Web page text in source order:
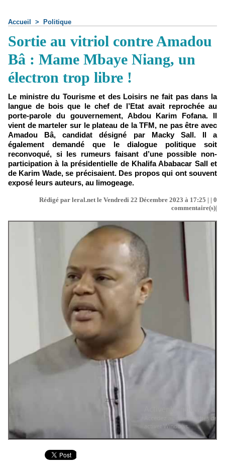
Accueil > Politique
Sortie au vitriol contre Amadou
Bâ : Mame Mbaye Niang, un
électron trop libre !
Le ministre du Tourisme et des Loisirs ne fait pas dans la
langue de bois que le chef de l’Etat avait reprochée au
porte-parole du gouvernement, Abdou Karim Fofana. Il
vient de marteler sur le plateau de la TFM, ne pas être avec
Amadou Bâ, candidat désigné par Macky Sall. Il a
également demandé que le dialogue politique soit
reconvoqué, si les rumeurs faisant d’une possible non-
participation à la présidentielle de Khalifa Ababacar Sall et
de Karim Wade, se précisaient. Des propos qui ont souvent
exposé leurs auteurs, au limogeage.
Rédigé par leral.net le Vendredi 22 Décembre 2023 à 17:25 | | 0
commentaire(s)|